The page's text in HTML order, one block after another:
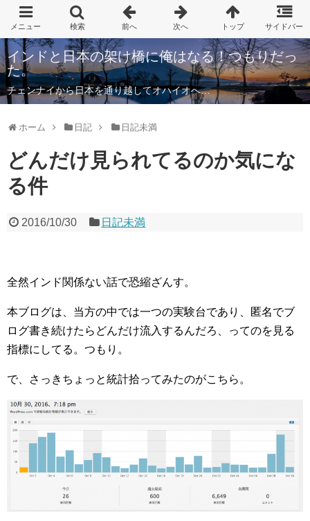
インドと日本の架け橋に俺はなる！つもりだっ
た。
チェンナイから日本を通り越してオハイオへ…
ホーム 日記 日記未満
どんだけ見られてるのか気にな
る件
2016/10/30 日記未満
全然インド関係ない話で恐縮ざんす。
本ブログは、当方の中では一つの実験台であり、匿名でブ
ログ書き続けたらどんだけ流入するんだろ、ってのを見る
指標にしてる。つもり。
で、さっきちょっと統計拾ってみたのがこちら。